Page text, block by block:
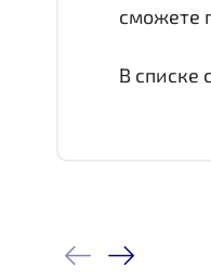
сможете
В списке